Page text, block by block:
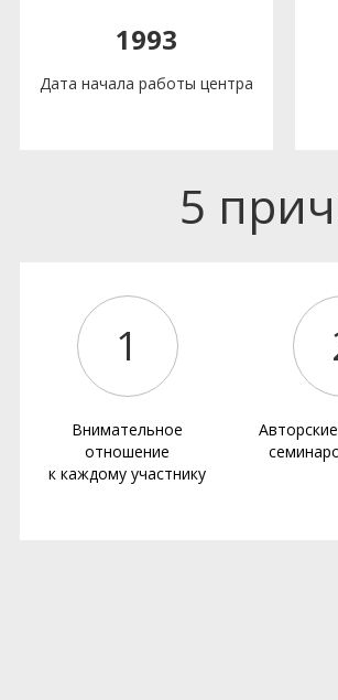
1993
Дата начала работы центра
5
1
Внимательное
отношение
к каждому участнику